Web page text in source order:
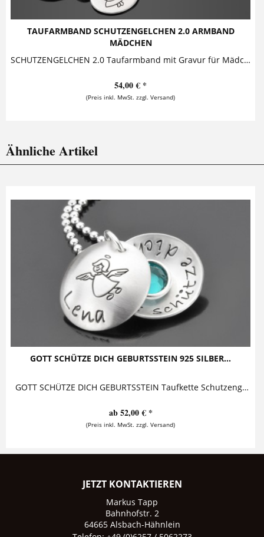
TAUFARMBAND SCHUTZENGELCHEN 2.0 ARMBAND
MÄDCHEN
SCHUTZENGELCHEN 2.0 Taufarmband mit Gravur für Mädchen Dieses zauberhafte Taufarmband besteht aus zwei Silberanhängern und einem funkelnden...
54,00 € *
(Preis inkl. MwSt. zzgl. Versand)
Ähnliche Artikel
GOTT SCHÜTZE DICH GEBURTSSTEIN 925 SILBER...
GOTT SCHÜTZE DICH GEBURTSSTEIN Taufkette Schutzengel mit Namensgravur Diese entzückende Taufkette mit Gravur ist ein außergewöhnliches...
ab 52,00 € *
(Preis inkl. MwSt. zzgl. Versand)
JETZT KONTAKTIEREN
Markus Tapp
Bahnhofstr. 2
64665 Alsbach-Hähnlein